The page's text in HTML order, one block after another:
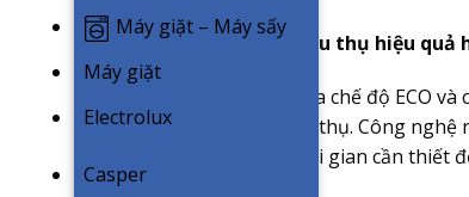
Máy giặt – Máy sấy
Máy giặt
Electrolux
Casper
Kiểm soát điện năng tiêu thụ hiệu quả
Sự kết hợp hoàn hảo giữa chế độ ECO
kiểm soát điện năng tiêu thụ. Công
tiêu thụ điện năng và thời gian cần thiết